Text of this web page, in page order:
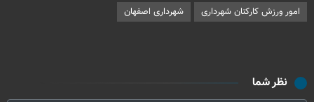
امور ورزش کارکنان شهرداری
شهرداری اصفهان
نظر شما